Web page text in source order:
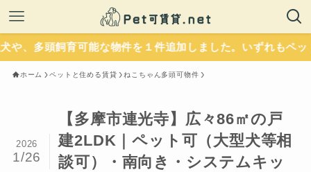
育可能な物件を１件追加しました。いずれもペットに優し
ホーム ペットと住める賃貸 ねこちゃん多頭可物件
【多摩市連光寺】広々86㎡の戸
建2LDK｜ペット可（大型犬等相
談可）・南向き・システムキッ
2026
1/26